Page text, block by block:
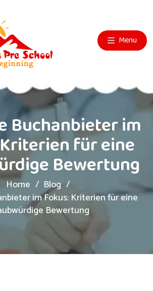
Menu
Buchanbieter im
für eine
Bewertung
Home
Blog
im Fokus: Kriterien für eine
Bewertung